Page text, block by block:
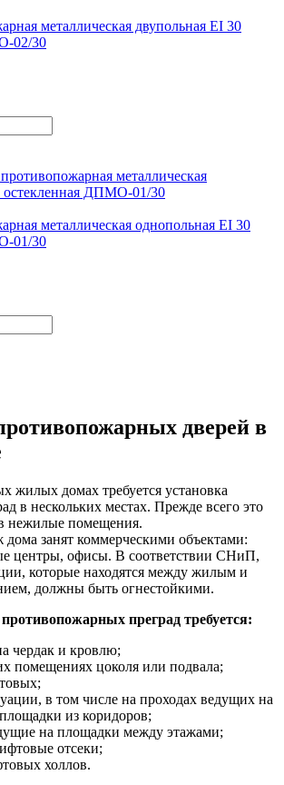
металлическая двупольная EI 30
02/30
металлическая однопольная EI 30
01/30
дверей в
жилых домах требуется установка
в нескольких местах. Прежде всего это
нежилые помещения.
дома занят коммерческими объектами:
центры, офисы. В соответствии СНиП,
которые находятся между жилым и
должны быть огнестойкими.
преград требуется:
чердак и кровлю;
помещениях цоколя или подвала;
в том числе на проходах ведущих на
из коридоров;
на площадки между этажами;
отсеки;
холлов.